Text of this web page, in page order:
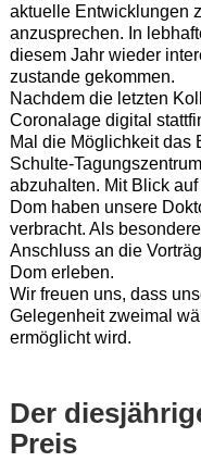
aktuelle Entwicklungen
anzusprechen. In
diesem Jahr wieder
zustande gekommen.
Nachdem die letzten
Coronalage digital
Mal die Möglichkeit das
Schulte-
abzuhalten. Mit Blick
Dom haben unsere
verbracht. Als
Anschluss an die
Dom erleben.
Wir freuen uns, dass
Gelegenheit zweimal
ermöglicht wird.
Der
Preis